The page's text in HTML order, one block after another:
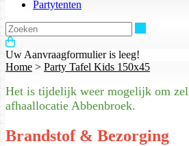
Partytenten
Uw Aanvraagformulier is leeg!
Home > Party Tafel Kids 150x45
Het is tijdelijk weer mogelijk om
afhaallocatie Abbenbroek.
Brandstof & Bezorging